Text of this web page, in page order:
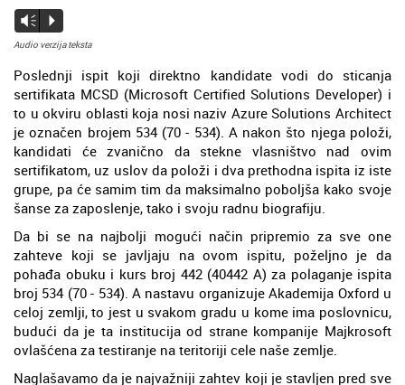
Vm
P
Audio verzija teksta
Poslednji ispit koji direktno kandidate vodi do sticanja
sertifikata MCSD (Microsoft Certified Solutions Developer) i
to u okviru oblasti koja nosi naziv Azure Solutions Architect
je označen brojem 534 (70 - 534). A nakon što njega položi,
kandidati će zvanično da stekne vlasništvo nad ovim
sertifikatom, uz uslov da položi i dva prethodna ispita iz iste
grupe, pa će samim tim da maksimalno poboljša kako svoje
šanse za zaposlenje, tako i svoju radnu biografiju.
Da bi se na najbolji mogući način pripremio za sve one
zahteve koji se javljaju na ovom ispitu, poželjno je da
pohađa obuku i kurs broj 442 (40442 A) za polaganje ispita
broj 534 (70 - 534). A nastavu organizuje Akademija Oxford u
celoj zemlji, to jest u svakom gradu u kome ima poslovnicu,
budući da je ta institucija od strane kompanije Majkrosoft
ovlašćena za testiranje na teritoriji cele naše zemlje.
Naglašavamo da je najvažniji zahtev koji je stavljen pred sve